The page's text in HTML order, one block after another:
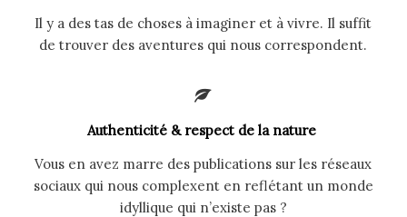
Il y a des tas de choses à imaginer et à vivre. Il suffit
de trouver des aventures qui nous correspondent.
Authenticité & respect de la nature
Vous en avez marre des publications sur les réseaux
sociaux qui nous complexent en reflétant un monde
idyllique qui n’existe pas ?